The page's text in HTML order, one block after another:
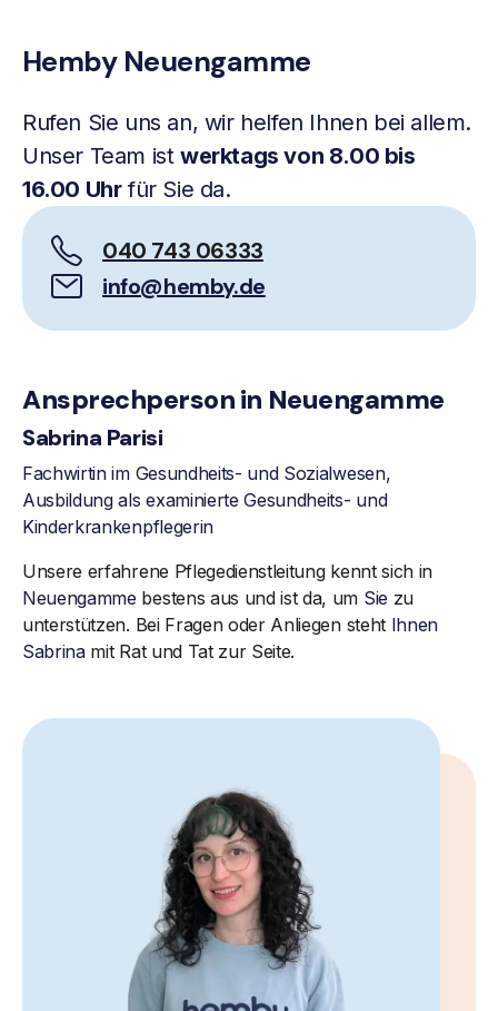
Hemby Neuengamme
Rufen Sie uns an, wir helfen Ihnen bei allem.
Unser Team ist werktags von 8.00 bis
16.00 Uhrfür Sie da.
040 743 06333
info@hemby.de
Ansprechperson in Neuengamme
Sabrina Parisi
Fachwirtin im Gesundheits- und Sozialwesen,
Ausbildung als examinierte Gesundheits- und
Kinderkrankenpflegerin
Unsere erfahrene Pflegedienstleitung kennt sich in
Neuengamme bestens aus und ist da, um Sie zu
unterstützen. Bei Fragen oder Anliegen steht Ihnen
Sabrinamit Rat und Tat zur Seite.